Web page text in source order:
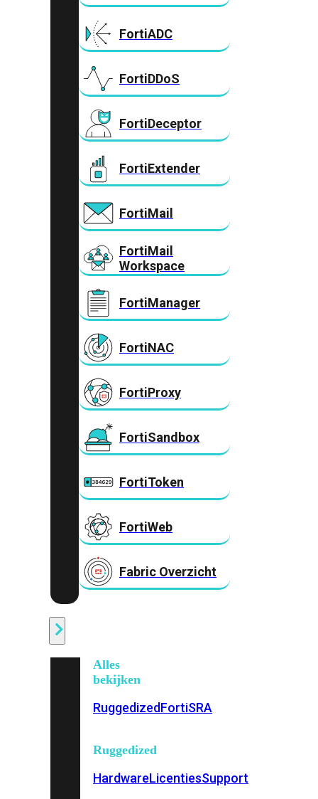
FortiADC
FortiDDoS
FortiDeceptor
FortiExtender
FortiMail
FortiMail
Workspace
FortiManager
FortiNAC
FortiProxy
FortiSandbox
FortiToken
FortiWeb
Fabric Overzicht
Alles
bekijken
RuggedizedFortiSRA
Ruggedized
HardwareLicentiesSupport